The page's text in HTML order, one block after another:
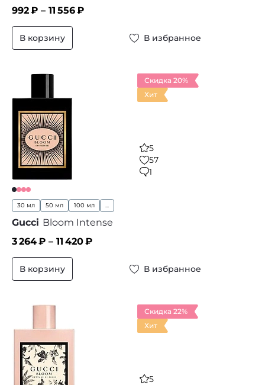
992₽ – 11 556₽
В корзину В избранное
Скидка 20%
Хит
5
57
1
30 мл 50 мл 100 мл ...
Gucci Bloom Intense
3 264₽ – 11 420₽
В корзину В избранное
Скидка 22%
Хит
5